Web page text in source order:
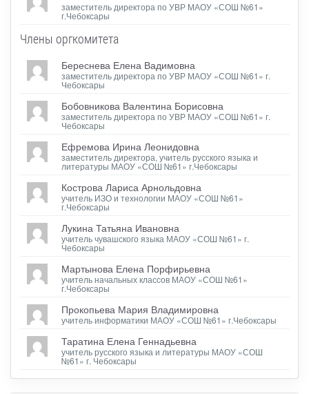
заместитель директора по УВР МАОУ «СОШ №61»
г.Чебоксары
Члены оргкомитета
Береснева Елена Вадимовна
заместитель директора по УВР МАОУ «СОШ №61» г.
Чебоксары
Бобовникова Валентина Борисовна
заместитель директора по УВР МАОУ «СОШ №61» г.
Чебоксары
Ефремова Ирина Леонидовна
заместитель директора, учитель русского языка и
литературы МАОУ «СОШ №61» г.Чебоксары
Кострова Лариса Арнольдовна
учитель ИЗО и технологии МАОУ «СОШ №61»
г.Чебоксары
Лукина Татьяна Ивановна
учитель чувашского языка МАОУ «СОШ №61» г.
Чебоксары
Мартынова Елена Порфирьевна
учитель начальных классов МАОУ «СОШ №61»
г.Чебоксары
Прокопьева Мария Владимировна
учитель информатики МАОУ «СОШ №61» г.Чебоксары
Таратина Елена Геннадьевна
учитель русского языка и литературы МАОУ «СОШ
№61» г. Чебоксары